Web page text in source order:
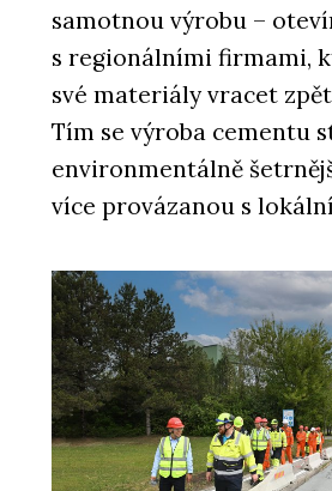
samotnou výrobu –
s regionálními firmami,
své materiály vracet
Tím se výroba cementu
environmentálně
více provázanou s